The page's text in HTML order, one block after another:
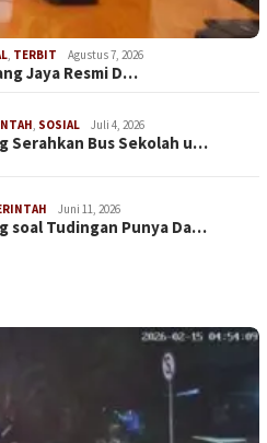
, TERBIT Agustus 7, 2026
Jaya Resmi D…
, SOSIAL Juli 4, 2026
Serahkan Bus Sekolah u…
Juni 11, 2026
soal Tudingan Punya Da…